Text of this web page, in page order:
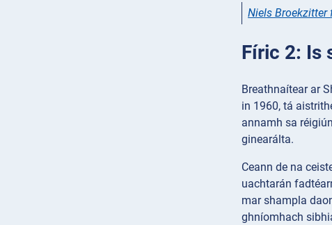
Niels Broekzitter
Fíric 2: Is
Breathnaítear ar
in 1960, tá
annamh sa
ginearálta.
Ceann de na
uachtarán
mar shampla
ghníomhach